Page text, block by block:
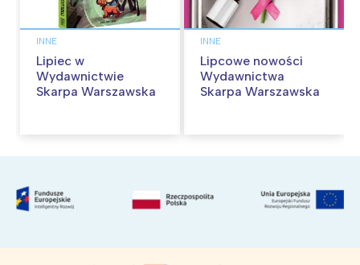
INNE
Lipiec w
Wydawnictwie
Skarpa Warszawska
INNE
Lipcowe nowości
Wydawnictwa
Skarpa Warszawska